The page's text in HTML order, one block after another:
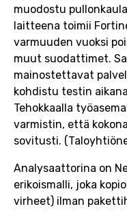
muodostu
laitteena toimii
varmuuden vuoksi
muut suodattimet.
mainostettavat
kohdistu testin
Tehokkaalla
varmistin, että
sovitusti.
Analysaattorina on
erikoismalli, joka
virheet) ilman